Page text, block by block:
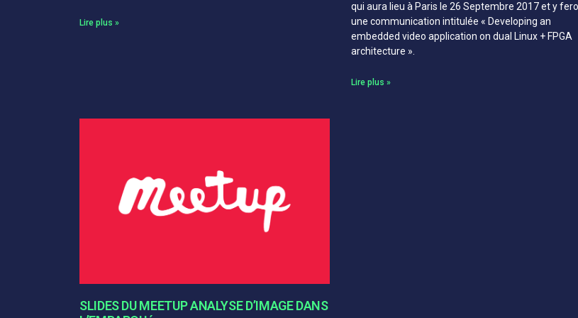
Lire plus »
qui aura lieu à Paris le 26 Septembre 2017 et y
une communication intitulée « Developing an
embedded video application on dual Linux + FPGA
architecture ».
Lire plus »
SLIDES DU MEETUP ANALYSE D’IMAGE DANS